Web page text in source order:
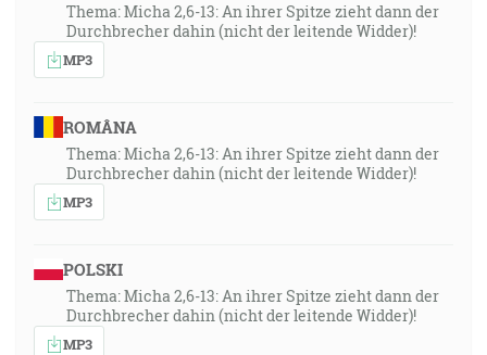
Thema: Micha 2,6-13: An ihrer Spitze zieht dann der
Durchbrecher dahin (nicht der leitende Widder)!
MP3
ROMÂNA
Thema: Micha 2,6-13: An ihrer Spitze zieht dann der
Durchbrecher dahin (nicht der leitende Widder)!
MP3
POLSKI
Thema: Micha 2,6-13: An ihrer Spitze zieht dann der
Durchbrecher dahin (nicht der leitende Widder)!
MP3